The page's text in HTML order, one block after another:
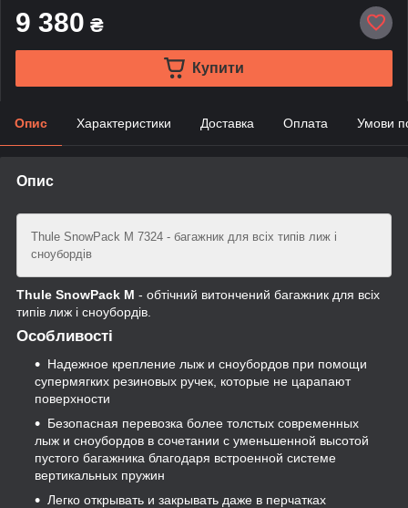
9 380 ₴
Купити
Опис Характеристики Доставка Оплата Умови
Опис
Thule SnowPack M 7324 - багажник для всіх типів лиж і
сноубордів
Thule SnowPack M - обтічний витончений багажник для всіх
типів лиж і сноубордів.
Особливості
Надежное крепление лыж и сноубордов при помощи
супермягких резиновых ручек, которые не царапают
поверхности
Безопасная перевозка более толстых современных
лыж и сноубордов в сочетании с уменьшенной высотой
пустого багажника благодаря встроенной системе
вертикальных пружин
Легко открывать и закрывать даже в перчатках